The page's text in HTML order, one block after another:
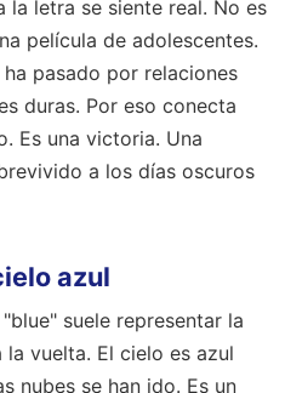
la letra se siente real. No es
película de adolescentes.
pasado por relaciones
duras. Por eso conecta
Es una victoria. Una
a los días oscuros
azul
suele representar la
vuelta. El cielo es azul
nubes se han ido. Es un